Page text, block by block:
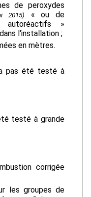
de peroxydes
2015)
« ou de
autoréactifs »
l'installation ;
en mètres.
pas été testé à
testé à grande
corrigée
les groupes de